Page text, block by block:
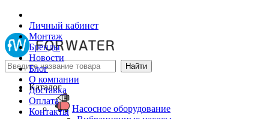
Личный кабинет
Монтаж
Бренды
Новости
Блог
О компании
Доставка
Оплата
Контакты
Каталог
Насосное оборудование